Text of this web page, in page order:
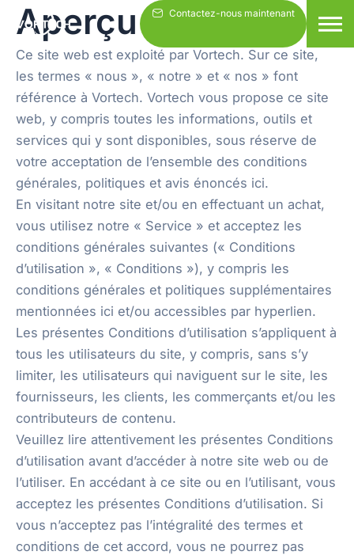
Aller
contenu
Contactez-nous maintenant
Aperçu
Ce site web est exploité par Vortech. Sur ce site,
les termes « nous », « notre » et « nos » font
référence à Vortech. Vortech vous propose ce site
web, y compris toutes les informations, outils et
services qui y sont disponibles, sous réserve de
votre acceptation de l’ensemble des conditions
générales, politiques et avis énoncés ici.
En visitant notre site et/ou en effectuant un achat,
vous utilisez notre « Service » et acceptez les
conditions générales suivantes (« Conditions
d’utilisation », « Conditions »), y compris les
conditions générales et politiques supplémentaires
mentionnées ici et/ou accessibles par hyperlien.
Les présentes Conditions d’utilisation s’appliquent à
tous les utilisateurs du site, y compris, sans s’y
limiter, les utilisateurs qui naviguent sur le site, les
fournisseurs, les clients, les commerçants et/ou les
contributeurs de contenu.
Veuillez lire attentivement les présentes Conditions
d’utilisation avant d’accéder à notre site web ou de
l’utiliser. En accédant à ce site ou en l’utilisant, vous
acceptez les présentes Conditions d’utilisation. Si
vous n’acceptez pas l’intégralité des termes et
conditions de cet accord, vous ne pourrez pas